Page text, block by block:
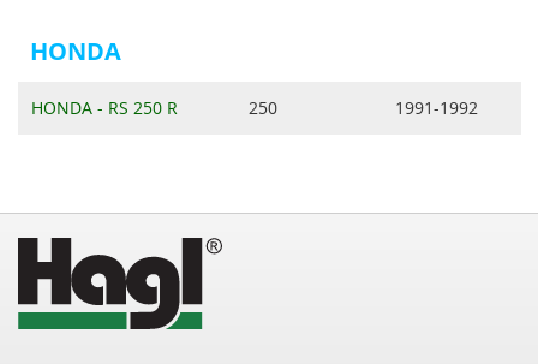
HONDA
HONDA - RS 250 R 250 1991-1992